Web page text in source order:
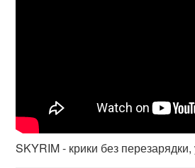
SKYRIM - крики без